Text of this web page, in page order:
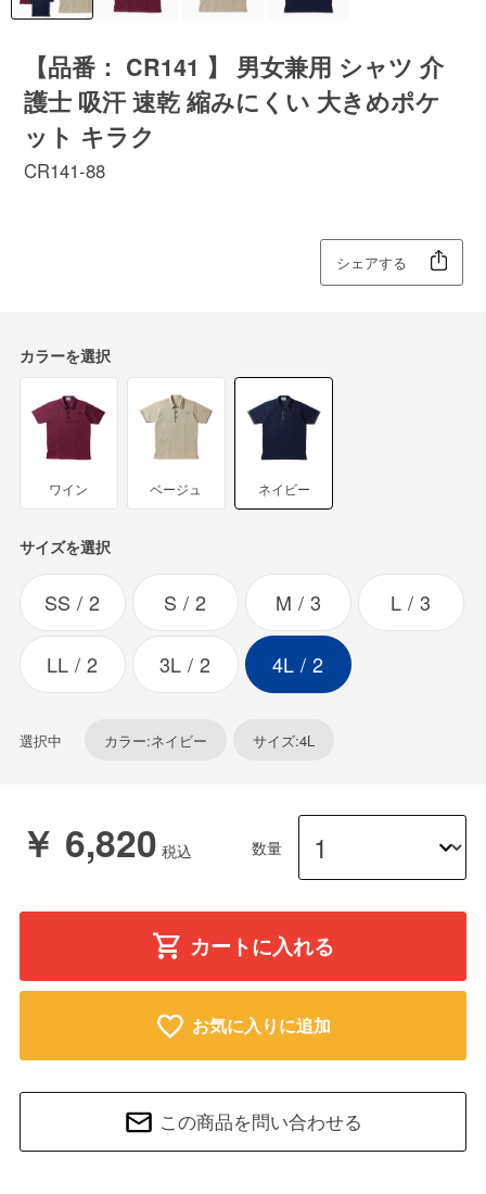
【品番： CR141 】 男女兼用 シャツ 介
護士 吸汗 速乾 縮みにくい 大きめポケ
ット キラク
CR141-88
シェアする
カラーを選択
ワイン ベージュ ネイビー
サイズを選択
SS 2 S 2 M 3 L 3
LL 2 3L 2 4L 2
選択中 カラー:ネイビー サイズ:4L
￥ 6,820 数量
カートに入れる
お気に入りに追加
この商品を問い合わせる